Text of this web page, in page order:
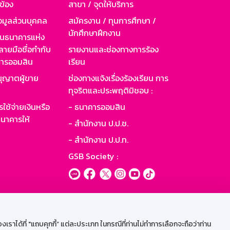
ได้ที่ "แถบคุกกี้” แต่ละประเภท ในกรณีที่ท่านไม่ทำการเลือกจะถือว่าท่าน
อง
มูลส่วนบุคคล
นาคารแห่ง
ายมือชื่อกำกับ
รออมสิน
ญาตผู้ขาย
ช้จ่ายเงินหรือ
คารให้
สาขา / จุดให้บริการ
สมัครงาน / ทุนการศึกษา /
นักศึกษาฝึกงาน
รายงานและช่องทางการร้อง
เรียน
ช่องทางแจ้งเรื่องร้องเรียน การ
ทุจริตและประพฤติมิชอบ :
- ธนาคารออมสิน
- สำนักงาน ป.ป.ช.
- สำนักงาน ป.ป.ท.
GSB Society :